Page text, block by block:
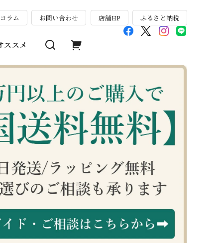
ラム お問い合わせ 店舗HP ふるさと納税
ススメ